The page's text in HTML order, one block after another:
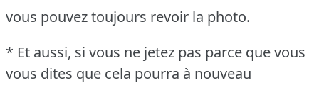
vous pouvez toujours revoir la photo.
* Et aussi, si vous ne jetez pas parce que vous
vous dites que cela pourra à nouveau